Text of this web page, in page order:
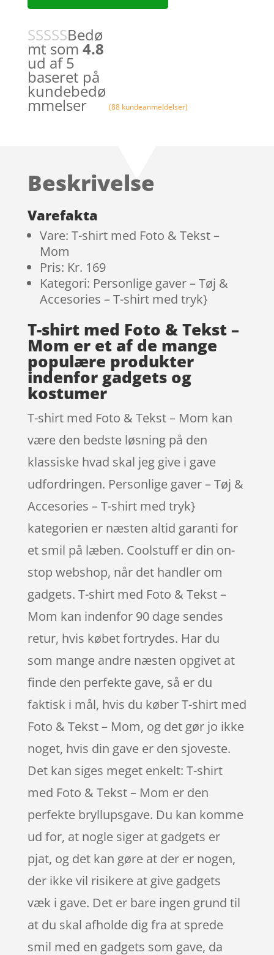
Bedø
mt som 4.8
ud af 5
baseret på
kundebedø
mmelser (88 kundeanmeldelser)
Beskrivelse
Varefakta
Vare: T-shirt med Foto & Tekst –
Mom
Pris: Kr. 169
Kategori: Personlige gaver – Tøj &
Accesories – T-shirt med tryk}
T-shirt med Foto & Tekst –
Mom er et af de mange
populære produkter
indenfor gadgets og
kostumer
T-shirt med Foto & Tekst – Mom kan
være den bedste løsning på den
klassiske hvad skal jeg give i gave
udfordringen. Personlige gaver – Tøj &
Accesories – T-shirt med tryk}
kategorien er næsten altid garanti for
et smil på læben. Coolstuff er din on-
stop webshop, når det handler om
gadgets. T-shirt med Foto & Tekst –
Mom kan indenfor 90 dage sendes
retur, hvis købet fortrydes. Har du
som mange andre næsten opgivet at
finde den perfekte gave, så er du
faktisk i mål, hvis du køber T-shirt med
Foto & Tekst – Mom, og det gør jo ikke
noget, hvis din gave er den sjoveste.
Det kan siges meget enkelt: T-shirt
med Foto & Tekst – Mom er den
perfekte bryllupsgave. Du kan komme
ud for, at nogle siger at gadgets er
pjat, og det kan gøre at der er nogen,
der ikke vil risikere at give gadgets
væk i gave. Det er bare ingen grund til
at du skal afholde dig fra at sprede
smil med en gadgets som gave, da